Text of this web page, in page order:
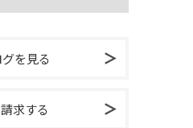
を見る
求する